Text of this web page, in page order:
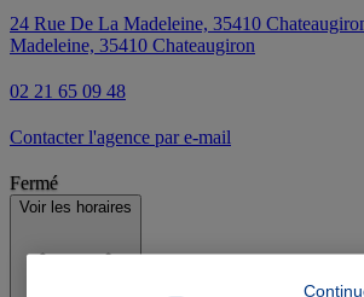
24 Rue De La Madeleine, 35410
Madeleine, 35410 Chateaugiron
02 21 65 09 48
Contacter l'agence par e-mail
Fermé
Voir les horaires